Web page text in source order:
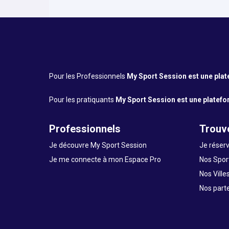
Pour les Professionnels My Sport Session est une
Pour les pratiquants My Sport Session est une
Professionnels
Je découvre My Sport Session
Je me connecte à mon Espace Pro
Je
Nos
Nos Villes
Nos